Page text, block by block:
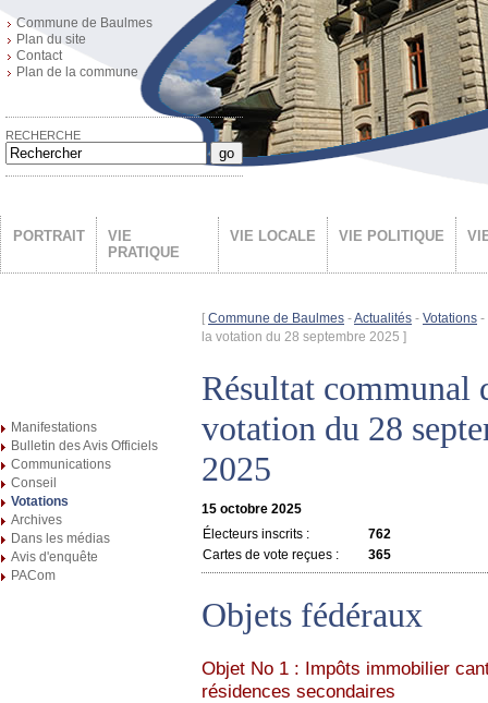
Commune de Baulmes
Plan du site
Contact
Plan de la commune
RECHERCHE
go
PORTRAIT
VIE
PRATIQUE
VIE LOCALE VIE POLITIQUE
Manifestations
Bulletin des Avis Officiels
Communications
Conseil
Votations
Archives
Dans les médias
Avis d'enquête
PACom
[ Commune de Baulmes -Actualités - Votations -
la votation du 28 septembre 2025 ]
Résultat communal
votation du 28
2025
15 octobre 2025
Électeurs inscrits :
762
Cartes de vote reçues :
365
Objets fédéraux
Objet No 1 : Impôts immobilier
résidences secondaires